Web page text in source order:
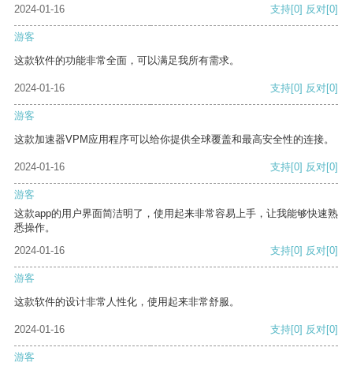
2024-01-16 支持[0] 反对[0]
游客
这款软件的功能非常全面，可以满足我所有需求。
2024-01-16 支持[0] 反对[0]
游客
这款加速器VPM应用程序可以给你提供全球覆盖和最高安全性的连接。
2024-01-16 支持[0] 反对[0]
游客
这款app的用户界面简洁明了，使用起来非常容易上手，让我能够快速熟
悉操作。
2024-01-16
支持[0] 反对[0]
游客
这款软件的设计非常人性化，使用起来非常舒服。
2024-01-16 支持[0] 反对[0]
游客